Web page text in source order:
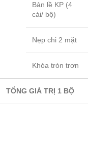
Bản lề KP (4
cái/ bộ)
Nẹp chi 2 mặt
Khóa tròn trơn
TỔNG GIÁ TRỊ 1 BỘ